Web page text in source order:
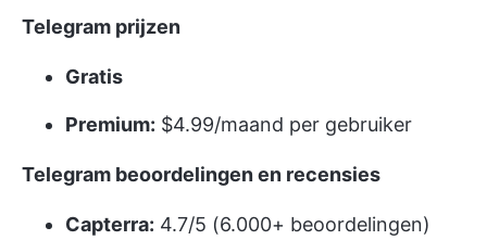
Telegram prijzen
Gratis
Premium: $4.99/maand per gebruiker
Telegram beoordelingen en recensies
Capterra: 4.7/5 (6.000+ beoordelingen)